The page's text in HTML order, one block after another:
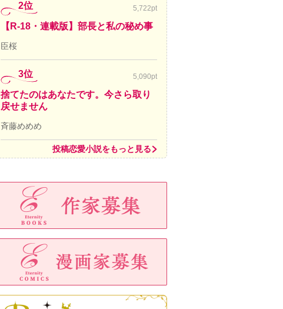
2位 5,722pt
【R-18・連載版】部長と私の秘め事
臣桜
3位 5,090pt
捨てたのはあなたです。今さら取り
戻せません
斉藤めめめ
投稿恋愛小説をもっと見る